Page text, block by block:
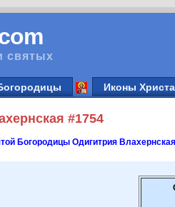
святых
Иконы Христа
#1754
Богородицы Одигитрия Влахернская